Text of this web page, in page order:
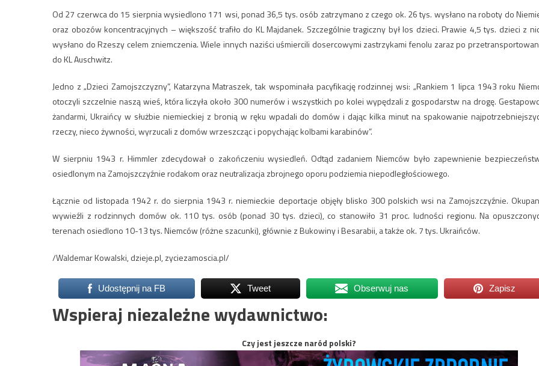
Od 27 czerwca do 15 sierpnia wysiedlono 171 wsi, ponad 36,5 tys. osób zatrzymano z czego ok. 26 tys. wysłano na roboty do
oraz obozów koncentracyjnych – większość trafiło do KL Majdanek. Szczególnie tragiczny był los dzieci. Prawie 4,5 tys. dzieci z
wysłano do Rzeszy celem zniemczenia. Wiele innych naziści uśmiercili dosercowymi zastrzykami fenolu zaraz po
do KL Auschwitz.
Jedno z „Dzieci Zamojszczyzny”, Katarzyna Matraszek, tak wspominała pacyfikację rodzinnej wsi: „Rankiem 1 lipca 1943 roku
otoczyli szczelnie naszą wieś, która liczyła około 300 numerów i wszystkich po kolei wypędzali z gospodarstw na drogę.
żandarmi, Ukraińcy w służbie niemieckiej z bronią w ręku wpadali do domów i dając kilka minut na spakowanie
rzeczy, nieco żywności, wyrzucali z domów wrzeszcząc i popychając kolbami karabinów”.
W sierpniu 1943 r. Himmler zdecydował o zakończeniu wysiedleń. Odtąd zadaniem Niemców było zapewnienie
osiedlonym na Zamojszczyźnie rodakom oraz neutralizacja zbrojnego oporu podziemia niepodległościowego.
Łącznie od listopada 1942 r. do sierpnia 1943 r. niemieckie deportacje objęły blisko 300 polskich wsi na Zamojszczyźnie.
wywieźli z rodzinnych domów ok. 110 tys. osób (ponad 30 tys. dzieci), co stanowiło 31 proc. ludności regionu. Na
terenach osiedlono 10-13 tys. Niemców (różne szacunki), głównie z Bukowiny i Besarabii, a także ok. 7 tys. Ukraińców.
/Waldemar Kowalski, dzieje.pl, zyciezamoscia.pl/
Udostępnij na FB Tweet Obserwuj nas Zapisz
Wspieraj niezależne wydawnictwo:
Czy jest jeszcze naród polski?